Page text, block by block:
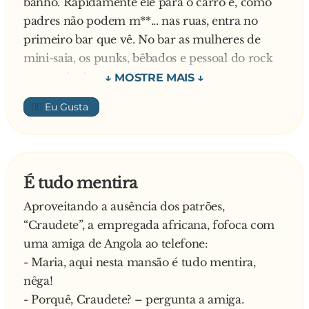
padres não podem m**... nas ruas, entra no
primeiro bar que vê. No bar as mulheres de
mini-saia, os punks, bêbados e pessoal do rock
param de dançar, olham assustados para o
padre e ele pergunta:
- Pelo amor de Deus, onde fica a casa de banho?
O barman cochicha para o sacerdote:
- Desculpe, sr. Padre Acho que é melhor o
senhor não usar a nossa casa de banho! Lá há
uma estátua de uma mulher nua com apenas
uma folha de parreira cobrindo o s**.... Isso
com certeza não vai agradar o senhor
- O que é isso! – diz o padre, aflito. - Eu posso
muito bem suportar este tipo de objecto pagão!
E então o padre dirige-se até à casa de banho e
todos do bar ficam muito intrigados. Quando
👍🏼
É tudo mentira
Aproveitando a ausência dos patrões,
“Craudete”, a empregada africana, fofoca com
uma amiga de Angola ao telefone:
- Maria, aqui nesta mansão é tudo mentira,
nêga!
- Porquê, Craudete? – pergunta a amiga.